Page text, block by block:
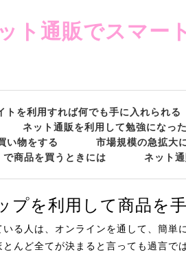
ト通販でスマー
トを利用すれば何でも手に入れられる
ネット通販を利用して勉強になっ
い物をする
市場規模の急拡大
で商品を買うときには
ネット
プを利用して商品を
る人は、オンラインを通して、簡単
んど全てが決まると言っても過言